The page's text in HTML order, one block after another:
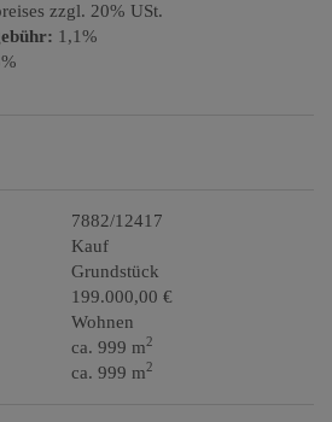
zzgl. 20% USt.
1,1%
7882/12417
Kauf
Grundstück
199.000,00 €
Wohnen
ca. 999 m2
ca. 999 m2